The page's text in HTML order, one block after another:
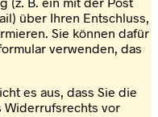
über Ihren Entschluss,
Sie können dafür
verwenden, das
es aus, dass Sie die
vor